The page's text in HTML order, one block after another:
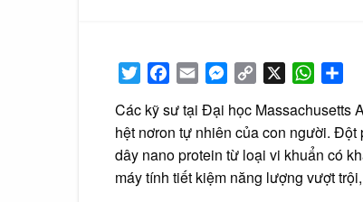
TwitterFacebook
Email Messenger
Copy
Các kỹ sư tại Đại học Massachusetts
hệt nơron tự nhiên của con người.
dây nano protein từ loại vi khuẩn có
máy tính tiết kiệm năng lượng vượt